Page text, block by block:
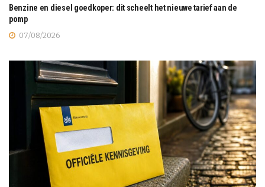
Benzine en diesel goedkoper: dit scheelt het nieuwe tarief aan de
pomp
07/08/2026